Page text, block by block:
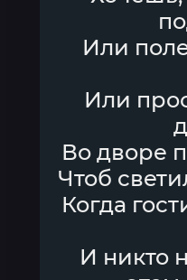
Или
Или
Во дворе
Чтоб
Когда
И никто